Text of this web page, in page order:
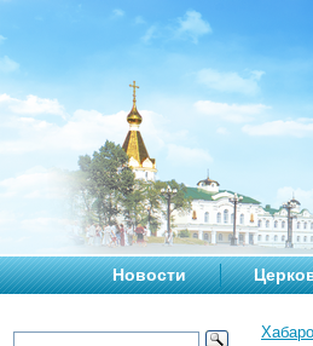
Новости